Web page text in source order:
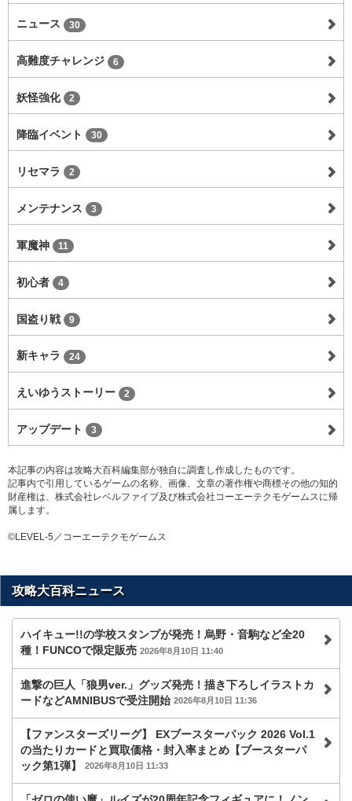
ニュース 30
高難度チャレンジ 6
妖怪強化 2
降臨イベント 30
リセマラ 2
メンテナンス 3
軍魔神 11
初心者 4
国盗り戦 9
新キャラ 24
えいゆうストーリー 2
アップデート 3
本記事の内容は攻略大百科編集部が独自に調査し作成したものです。
記事内で引用しているゲームの名称、画像、文章の著作権や商標その他の知的
財産権は、株式会社レベルファイブ及び株式会社コーエーテクモゲームスに帰
属します。
©LEVEL-5／コーエーテクモゲームス
攻略大百科ニュース
ハイキュー!!の学校スタンプが発売！烏野・音駒など全20
種！FUNCOで限定販売 2026年8月10日 11:40
進撃の巨人「狼男ver.」グッズ発売！描き下ろしイラストカ
ードなどAMNIBUSで受注開始 2026年8月10日 11:36
【ファンスターズリーグ】 EXブースターパック 2026 Vol.1
の当たりカードと買取価格・封入率まとめ【ブースターパ
ック第1弾】
2026年8月10日 11:33